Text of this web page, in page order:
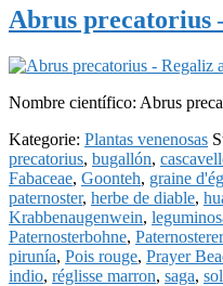
Abrus precatorius
Nombre científico: Abrus
Kategorie: Plantas venenosas
precatorius, bugallón,
Fabaceae, Goonteh, graine
paternoster, herbe de diable,
Krabbenaugenwein,
Paternosterbohne,
pirunía, Pois rouge, Prayer
indio, réglisse marron, saga,